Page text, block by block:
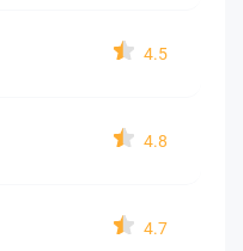
4.5
4.8
4.7